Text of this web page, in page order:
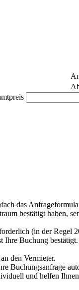
das
bestätigt haben,
(in der Regel
Buchung
den Vermieter.
Buchungsanfrage
und helfen